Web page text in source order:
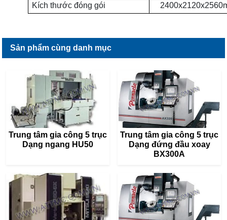
Kích thước đóng gói
Sản phẩm cùng danh mục
Trung tâm gia công 5 trục
Dạng ngang HU50
Trung tâm gia công 5 trục
Dạng đứng đầu xoay
BX300A